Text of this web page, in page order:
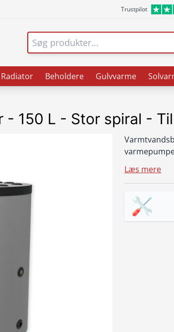
Trustpilot
Radiator Beholdere Gulvvarme
- 150 L - Stor spiral -
Læs mere